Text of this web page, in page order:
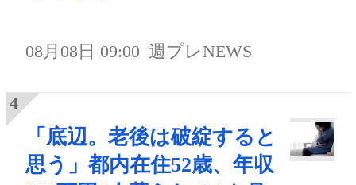
08月08日 09:00 週プレNEWS
「底辺。老後は破綻すると
思う」都内在住52歳、年収